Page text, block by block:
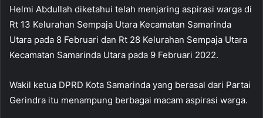
Helmi Abdullah diketahui telah menjaring aspirasi warga di
Rt 13 Kelurahan Sempaja Utara Kecamatan Samarinda
Utara pada 8 Februari dan Rt 28 Kelurahan Sempaja Utara
Kecamatan Samarinda Utara pada 9 Februari 2022.
Wakil ketua DPRD Kota Samarinda yang berasal dari Partai
Gerindra itu menampung berbagai macam aspirasi warga.